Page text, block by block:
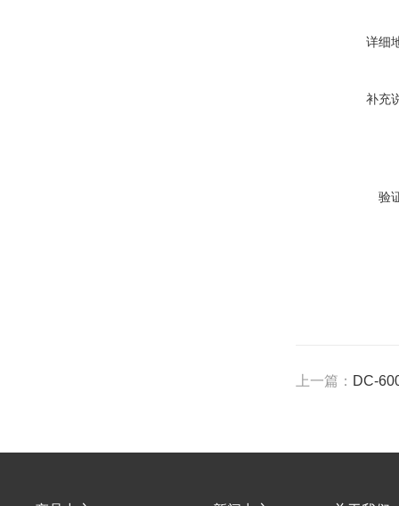
详细
补充
验
上一篇： DC-